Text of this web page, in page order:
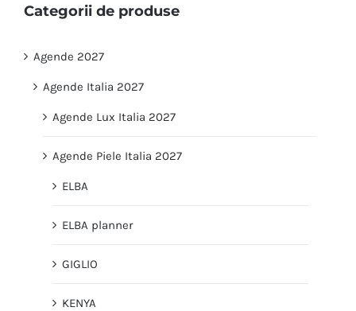
Categorii de produse
Agende 2027
Agende Italia 2027
Agende Lux Italia 2027
Agende Piele Italia 2027
ELBA
ELBA planner
GIGLIO
KENYA